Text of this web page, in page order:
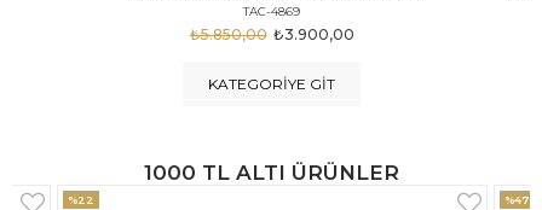
TAC-3817
₺3.250,00
₺4.350,00
KATEGORIYE GIT
1000 TL ALTI ÜRÜNLER
%47 %18